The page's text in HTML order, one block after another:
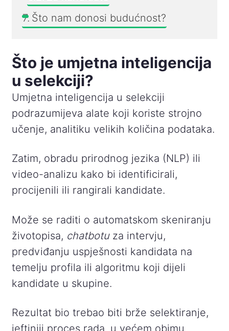
Što nam donosi budućnost?
Što je umjetna inteligencija
u selekciji?
Umjetna inteligencija u selekciji
podrazumijeva alate koji koriste strojno
učenje, analitiku velikih količina podataka.
Zatim, obradu prirodnog jezika (NLP) ili
video-analizu kako bi identificirali,
procijenili ili rangirali kandidate.
Može se raditi o automatskom skeniranju
životopisa, chatbotuza intervju,
predviđanju uspješnosti kandidata na
temelju profila ili algoritmu koji dijeli
kandidate u skupine.
Rezultat bio trebao biti brže selektiranje,
jeftiniji proces rada, u većem obimu.